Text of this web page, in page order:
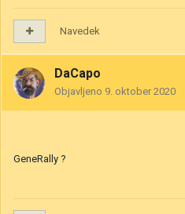
Navedek
DaCapo
Objavljeno 9. oktober 2020
GeneRally ?